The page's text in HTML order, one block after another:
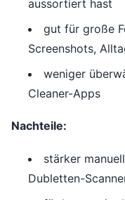
aussortiert hast
gut für große
Screenshots,
weniger
Cleaner-Apps
Nachteile:
stärker
Dubletten-